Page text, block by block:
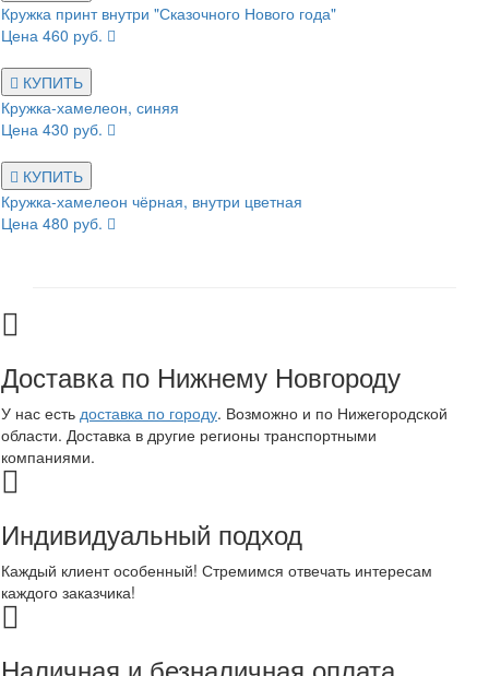
Кружка принт внутри "Сказочного Нового года"
Цена 460 руб.
КУПИТЬ
Кружка-хамелеон, синяя
Цена 430 руб.
КУПИТЬ
Кружка-хамелеон чёрная, внутри цветная
Цена 480 руб.
Доставка по Нижнему Новгороду
У нас есть доставка по городу. Возможно и по Нижегородской
области. Доставка в другие регионы транспортными
компаниями.
Индивидуальный подход
Каждый клиент особенный! Стремимся отвечать интересам
каждого заказчика!